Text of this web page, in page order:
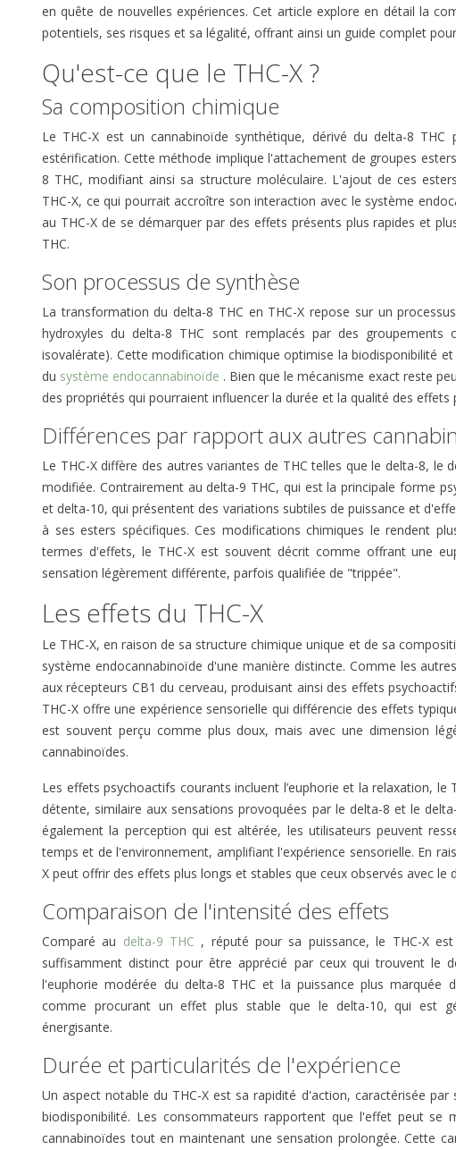
Lire la suite
Lire la
QU’EST-CE QUE LE CBN ET
QUELS SONT SES EFFETS ?
2 commentaires
Aimé
Le CBN, ou cannabinol, est une
substance bien moins populaire
que le CBD ou le THC.
Pourtant, ses effets
Lire la suite
TEST
581 Aimé
x
Lire la suite
QUE
25
Le
un
récent
en quête de nouvelles expériences. Cet article explore en détail la
potentiels, ses risques et sa légalité, offrant ainsi un guide complet
Qu'est-ce que le THC-X ?
Sa composition chimique
Le THC-X est un cannabinoïde synthétique, dérivé du delta-8 THC
estérification. Cette méthode implique l'attachement de groupes
8 THC, modifiant ainsi sa structure moléculaire. L'ajout de ces
THC-X, ce qui pourrait accroître son interaction avec le système
au THC-X de se démarquer par des effets présents plus rapides et
THC.
Son processus de synthèse
La transformation du delta-8 THC en THC-X repose sur un
hydroxyles du delta-8 THC sont remplacés par des groupements
isovalérate). Cette modification chimique optimise la biodisponibilité
du système endocannabinoïde . Bien que le mécanisme exact reste
des propriétés qui pourraient influencer la durée et la qualité des effets
Différences par rapport aux autres
Le THC-X diffère des autres variantes de THC telles que le delta-8, le
modifiée. Contrairement au delta-9 THC, qui est la principale forme
et delta-10, qui présentent des variations subtiles de puissance et
à ses esters spécifiques. Ces modifications chimiques le rendent
termes d'effets, le THC-X est souvent décrit comme offrant une
sensation légèrement différente, parfois qualifiée de "trippée"​.
Les effets du THC-X
Le THC-X, en raison de sa structure chimique unique et de sa
système endocannabinoïde d'une manière distincte. Comme les
aux récepteurs CB1 du cerveau, produisant ainsi des effets
THC-X offre une expérience sensorielle qui différencie des effets
est souvent perçu comme plus doux, mais avec une dimension
cannabinoïdes​.
Les effets psychoactifs courants incluent l’euphorie et la relaxation,
détente, similaire aux sensations provoquées par le delta-8 et le
également la perception qui est altérée, les utilisateurs peuvent
temps et de l'environnement, amplifiant l'expérience sensorielle. En
X peut offrir des effets plus longs et stables que ceux observés avec le
Comparaison de l'intensité des effets
Comparé au delta-9 THC , réputé pour sa puissance, le THC-X
suffisamment distinct pour être apprécié par ceux qui trouvent le
l'euphorie modérée du delta-8 THC et la puissance plus marquée
comme procurant un effet plus stable que le delta-10, qui est
énergisante​.
Durée et particularités de l'expérience
Un aspect notable du THC-X est sa rapidité d'action, caractérisée
biodisponibilité. Les consommateurs rapportent que l'effet peut se
cannabinoïdes tout en maintenant une sensation prolongée. Cette